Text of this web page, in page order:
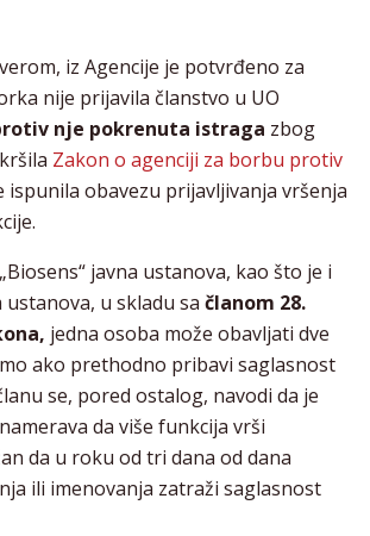
iz Agencije je potvrđeno za
nije prijavila članstvo u UO
nje pokrenuta istraga zbog
Zakon o agenciji za borbu protiv
ispunila obavezu prijavljivanja vršenja
javna ustanova, kao što je i
u skladu sa članom 28.
jedna osoba može obavljati dve
ako prethodno pribavi saglasnost
se, pored ostalog, navodi da je
da više funkcija vrši
da u roku od tri dana od dana
ili imenovanja zatraži saglasnost